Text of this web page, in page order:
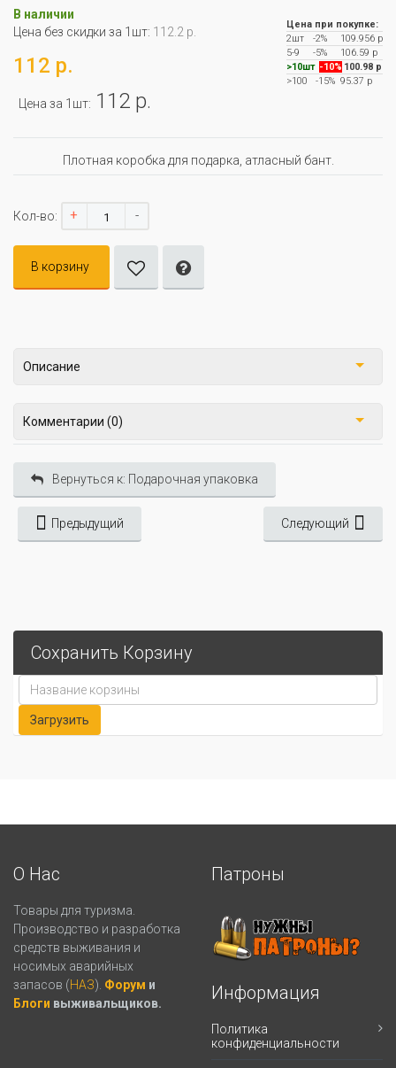
В наличии
Цена без скидки за 1шт: 112.2 р.
112 р.
Цена за 1шт: 112 р.
Цена при покупке:
2шт
-2%
109.956 р
5-9
-5%
106.59 р
>10шт -10% 100.98 р
>100
-15% 95.37 р
Плотная коробка для подарка, атласный бант.
Кол-во: + -
В корзину
Описание
Комментарии (0)
Вернуться к: Подарочная упаковка
Предыдущий Следующий
Сохранить Корзину
О Нас
Товары для туризма.
Производство и разработка
средств выживания и
носимых аварийных
запасов (НАЗ). Форум и
Блоги выживальщиков.
Патроны
Информация
Политика
конфиденциальности